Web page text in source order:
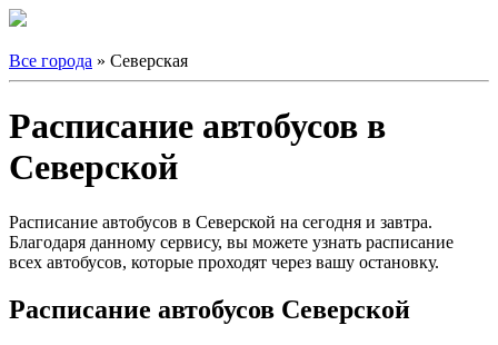
Все города » Северская
Расписание автобусов в
Северской
Расписание автобусов в Северской на сегодня и завтра.
Благодаря данному сервису, вы можете узнать расписание
всех автобусов, которые проходят через вашу остановку.
Расписание автобусов Северской